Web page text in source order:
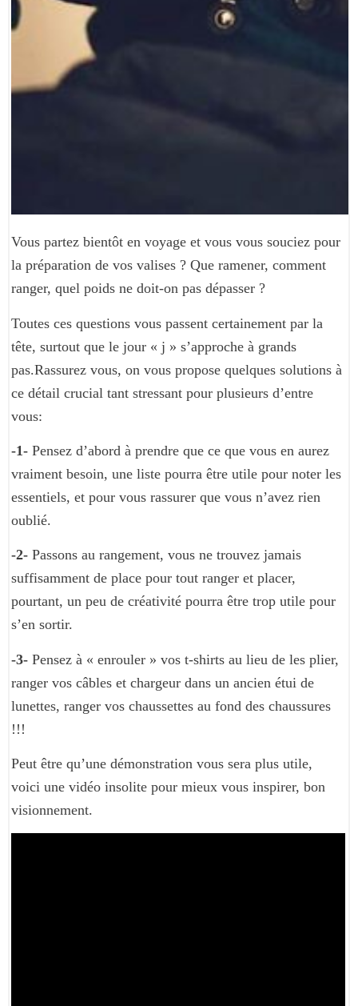
Vous partez bientôt en voyage et vous vous souciez pour
la préparation de vos valises ? Que ramener, comment
ranger, quel poids ne doit-on pas dépasser ?
Toutes ces questions vous passent certainement par la
tête, surtout que le jour « j » s’approche à grands
pas.Rassurez vous, on vous propose quelques solutions à
ce détail crucial tant stressant pour plusieurs d’entre
vous:
-1- Pensez d’abord à prendre que ce que vous en aurez
vraiment besoin, une liste pourra être utile pour noter les
essentiels, et pour vous rassurer que vous n’avez rien
oublié.
-2- Passons au rangement, vous ne trouvez jamais
suffisamment de place pour tout ranger et placer,
pourtant, un peu de créativité pourra être trop utile pour
s’en sortir.
-3- Pensez à « enrouler » vos t-shirts au lieu de les plier,
ranger vos câbles et chargeur dans un ancien étui de
lunettes, ranger vos chaussettes au fond des chaussures
!!!
Peut être qu’une démonstration vous sera plus utile,
voici une vidéo insolite pour mieux vous inspirer, bon
visionnement.